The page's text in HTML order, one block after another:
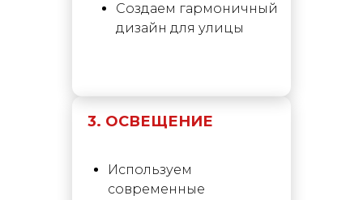
Создаем гармоничный
дизайн для улицы
Используем
современные
3. ОСВЕЩЕНИЕ